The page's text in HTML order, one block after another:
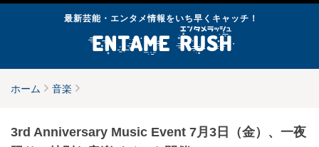
最新芸能・エンタメ情報をいち早くキャッチ！
ホーム 音楽
3rd Anniversary Music Event 7月3日（金）、一夜